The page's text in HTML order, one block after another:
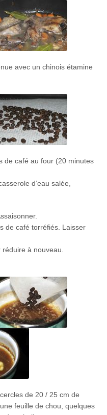
avec un chinois étamine
de café au four (20 minutes
d’eau salée,
de café torréfiés. Laisser
à nouveau.
de 20 / 25 cm de
feuille de chou, quelques